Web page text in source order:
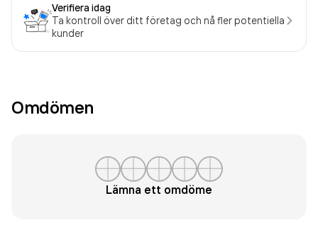
Verifiera idag
Ta kontroll över ditt företag och nå fler potentiella
kunder
Omdömen
Lämna ett omdöme